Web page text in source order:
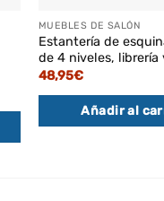
MUEBLES DE SALÓN
Estantería de
de 4 niveles, librería
48,95€
Añadir al